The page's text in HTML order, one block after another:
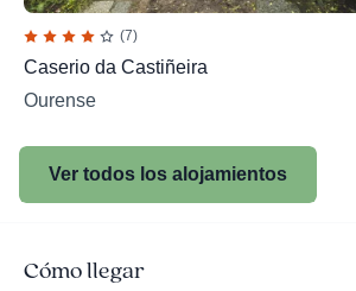
(7)
Caserio da Castiñeira
Ourense
Ver todos los alojamientos
Cómo llegar